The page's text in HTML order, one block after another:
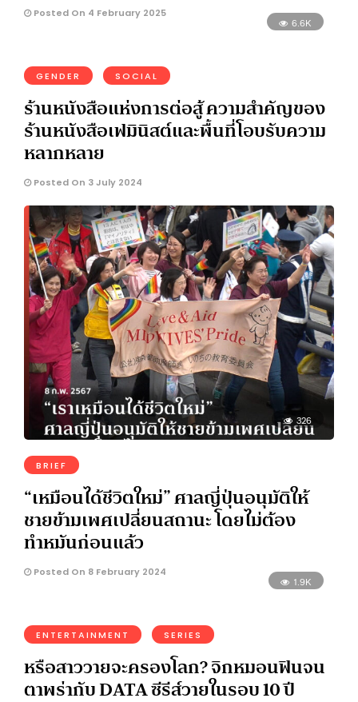
Posted On 4 February 2025
6.6K
GENDER SOCIAL
ร้านหนังสือแห่งการต่อสู้ ความสำคัญของ
ร้านหนังสือเฟมินิสต์และพื้นที่โอบรับความ
หลากหลาย
Posted On 3 July 2024
326
BRIEF
“เหมือนได้ชีวิตใหม่” ศาลญี่ปุ่นอนุมัติให้
ชายข้ามเพศเปลี่ยนสถานะ โดยไม่ต้อง
ทำหมันก่อนแล้ว
Posted On 8 February 2024
1.9K
ENTERTAINMENT SERIES
หรือสาววายจะครองโลก? จิกหมอนฟินจน
ตาพร่ากับ DATA ซีรีส์วายในรอบ 10 ปี